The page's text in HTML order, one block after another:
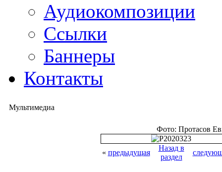
Аудиокомпозиции
Ссылки
Баннеры
Контакты
Мультимедиа
Фото: Протасов
« предыдущая
Назад в
раздел